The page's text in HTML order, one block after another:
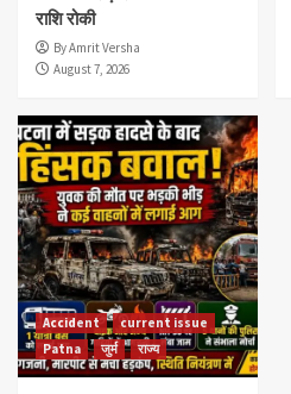
राशि रोकी
By Amrit Versha
August 7, 2026
Accident
current issue
Patna
जुर्म राज्य